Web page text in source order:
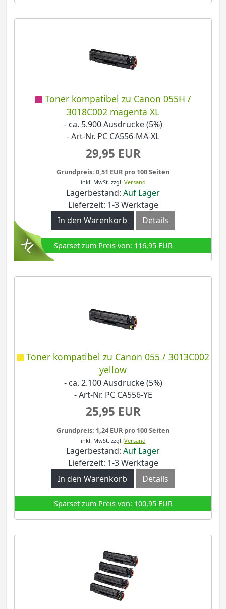
Toner kompatibel zu Canon 055H /
3018C002 magenta XL
- ca. 5.900 Ausdrucke (5%)
- Art-Nr. PC CA556-MA-XL
29,95 EUR
Grundpreis: 0,51 EUR pro 100 Seiten
inkl. MwSt. zzgl. Versand
Lagerbestand: Auf Lager
Lieferzeit: 1-3 Werktage
In den Warenkorb
Details
Sparset zum Preis von: 116,95 EUR
Toner kompatibel zu Canon 055 / 3013C002
yellow
- ca. 2.100 Ausdrucke (5%)
- Art-Nr. PC CA556-YE
25,95 EUR
Grundpreis: 1,24 EUR pro 100 Seiten
inkl. MwSt. zzgl. Versand
Lagerbestand: Auf Lager
Lieferzeit: 1-3 Werktage
In den Warenkorb
Details
Sparset zum Preis von: 100,95 EUR